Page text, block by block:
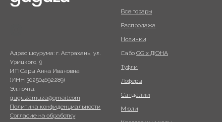
Адрес шоурума: г. Астрахань, ул.
Урицкого, 9
ИП Сары Анна Ивановна
(ИНН 302504692289)
Эл.почта:
guguzamuza@gmail.com
Политика конфиденциальности
Согласие на обработку
Все товары
Распродажа
Новинки
Сабо GG x ДЮНА
Туфли
Лоферы
Сандалии
Мюли